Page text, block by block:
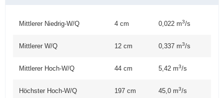
Mittlerer Niedrig-W/Q 4 cm 0,022 m3/s
Mittlerer W/Q 12 cm 0,337 m3/s
Mittlerer Hoch-W/Q 44 cm 5,42 m3/s
Höchster Hoch-W/Q 197 cm 45,0 m3/s